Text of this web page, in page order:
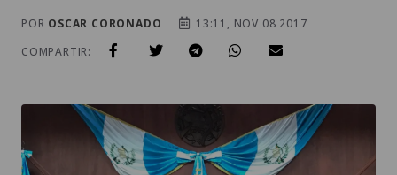
POR OSCAR CORONADO
13:11, NOV 08 2017
COMPARTIR: